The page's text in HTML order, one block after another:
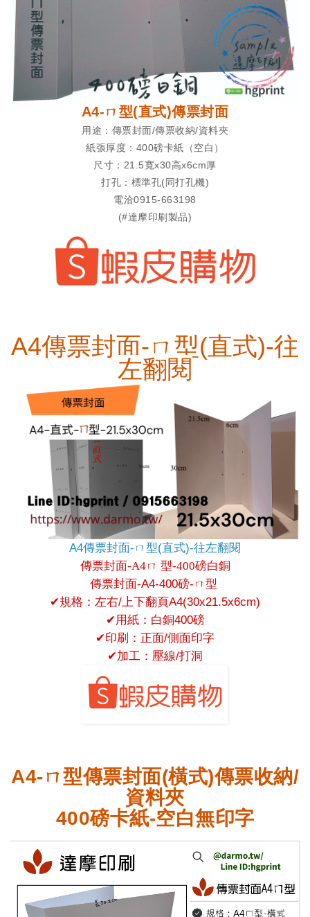
A4-ㄇ型(直式)傳票封面
用途：傳票封面/傳票收納/資料夾
紙張厚度：400磅卡紙（空白）
尺寸：21.5寬x30高x6cm厚
打孔：標準孔(同打孔機)
電洽0915-663198
(#達摩印刷製品)
A4傳票封面-ㄇ型(直式)-往
左翻閱
A4傳票封面-ㄇ型(直式)-往左翻閱
傳票封面-A4ㄇ 型-400磅白銅
傳票封面-A4-400磅-ㄇ型
✔規格：左右/上下翻頁A4(30x21.5x6cm)
✔用紙：白銅400磅
✔印刷：正面/側面印字
✔加工：壓線/打洞
A4-ㄇ型傳票封面(橫式)傳票收納/
資料夾
400磅卡紙-空白無印字